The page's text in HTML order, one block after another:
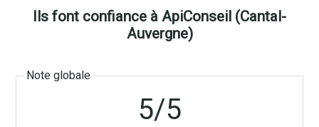
Ils font confiance à ApiConseil (Cantal-
Auvergne)
5/5